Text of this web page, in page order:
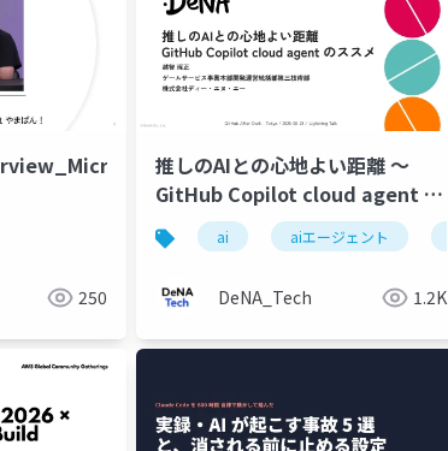
250
推しのAIとの心地よい距離 〜
GitHub Copilot cloud agent の
ススメ ai aiエージェント
DeNA_Tech 1.2K